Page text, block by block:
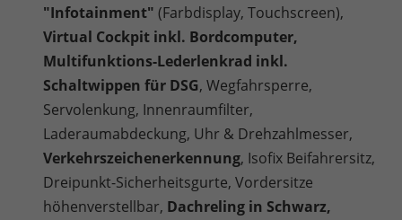
"Infotainment" (Farbdisplay, Touchscreen),
Virtual Cockpit inkl. Bordcomputer,
Multifunktions-Lederlenkrad inkl.
Schaltwippen für DSG, Wegfahrsperre,
Servolenkung, Innenraumfilter,
Laderaumabdeckung, Uhr & Drehzahlmesser,
Verkehrszeichenerkennung, Isofix Beifahrersitz,
Dreipunkt-Sicherheitsgurte, Vordersitze
höhenverstellbar, Dachreling in Schwarz,